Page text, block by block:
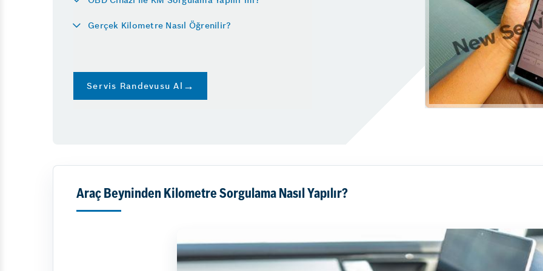
Diğer Hizmetler
Vale
Hibrit Araç Servisi
Araç Beyninden Km Sorgulama
Dolu Göçüğü Düzeltme
Lastik Hava Basıncı Tablosu
Direksiyon Kilitlenmesi
Motor Neden Yağ Yakar?
Gerçek Kilometre Nasıl Öğrenilir?
Servis Randevusu Al
Araç Beyninden Kilometre Sorgulama Nasıl Yapılır?